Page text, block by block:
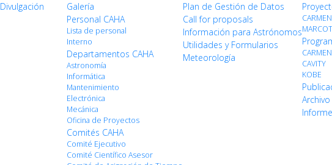
Divulgación
Galería
Personal CAHA
Lista de personal
Interno
Departamentos CAHA
Astronomía
Informática
Mantenimiento
Electrónica
Mecánica
Oficina de Proyectos
Comités CAHA
Comité Ejecutivo
Comité Científico Asesor
Plan de Gestión de Datos
Call for proposals
Información para Astrónomos
Utilidades y Formularios
Meteorología
MARCOT
CAVITY
KOBE